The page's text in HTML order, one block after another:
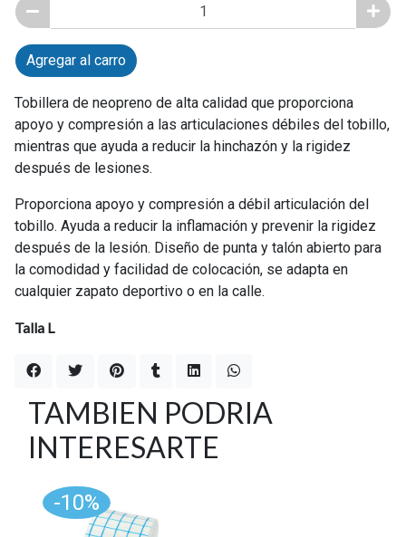
Agregar al carro
Tobillera de neopreno de alta calidad que proporciona
apoyo y compresión a las articulaciones débiles del tobillo,
mientras que ayuda a reducir la hinchazón y la rigidez
después de lesiones.
Proporciona apoyo y compresión a débil articulación del
tobillo. Ayuda a reducir la inflamación y prevenir la rigidez
después de la lesión. Diseño de punta y talón abierto para
la comodidad y facilidad de colocación, se adapta en
cualquier zapato deportivo o en la calle.
Talla L
TAMBIEN PODRIA
INTERESARTE
-10%